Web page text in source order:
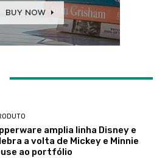
amplia linha Disney e
a volta de Mickey e Minnie
ao portfólio